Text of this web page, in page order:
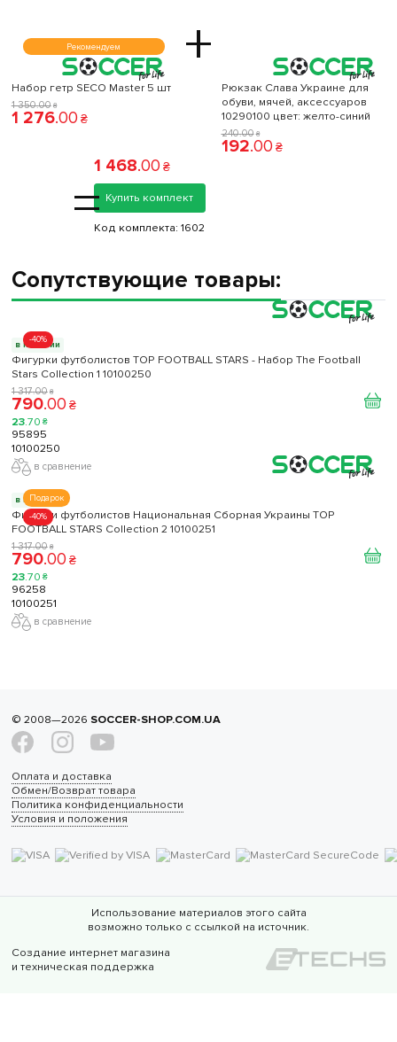
Рекомендуем +
Набор гетр SECO Master 5 шт
1 350.00 ₴
1 276.00 ₴
Рюкзак Слава Украине для
обуви, мячей, аксессуаров
10290100 цвет: желто-синий
240.00 ₴
192.00 ₴
=
1 468.00 ₴
Купить комплект
Код комплекта: 1602
Сопутствующие товары:
-40%
в наличии
Фигурки футболистов TOP FOOTBALL STARS - Набор The Football
Stars Collection 1 10100250
1 317.00 ₴
790.00 ₴
23.70 ₴
95895
10100250
в сравнение
Подарок
-40%
в наличии
Фигурки футболистов Национальная Сборная Украины TOP
FOOTBALL STARS Collection 2 10100251
1 317.00 ₴
790.00 ₴
23.70 ₴
96258
10100251
в сравнение
© 2008—2026 SOCCER-SHOP.COM.UA
Оплата и доставка
Обмен/Возврат товара
Политика конфиденциальности
Условия и положения
Использование материалов этого сайта
возможно только с ссылкой на источник.
Создание интернет магазина
и техническая поддержка